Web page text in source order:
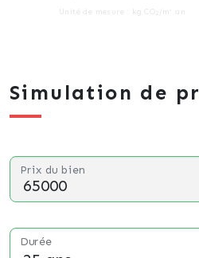
Unité de mesure : kg CO 2 /m².an
Simulation de
Prix du bien
Durée